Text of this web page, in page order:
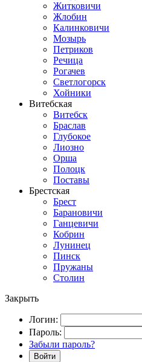
Житковичи
Жлобин
Калинковичи
Мозырь
Петриков
Речица
Рогачев
Светлогорск
Хойники
Витебская
Витебск
Браслав
Глубокое
Лиозно
Орша
Полоцк
Поставы
Брестская
Брест
Барановичи
Ганцевичи
Кобрин
Лунинец
Пинск
Пружаны
Столин
Закрыть
Логин:
Пароль:
Забыли пароль?
Войти